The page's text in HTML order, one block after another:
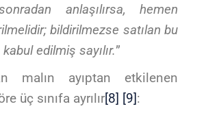
anlaşılırsa, hemen
bildirilmezse satılan bu
edilmiş sayılır.”
malın ayıptan etkilenen
üç sınıfa ayrılır[8] [9]: